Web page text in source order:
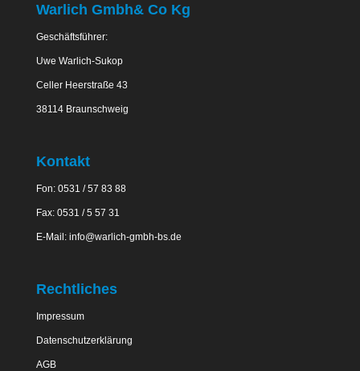
Warlich Gmbh& Co Kg
Geschäftsführer:
Uwe Warlich-Sukop
Celler Heerstraße 43
38114 Braunschweig
Kontakt
Fon: 0531 / 57 83 88
Fax: 0531 / 5 57 31
E-Mail: info@warlich-gmbh-bs.de
Rechtliches
Impressum
Datenschutzerklärung
AGB